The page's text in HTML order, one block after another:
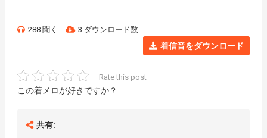
288 聞く 3 ダウンロード数
着信音をダウンロード
Rate this post
この着メロが好きですか？
共有: